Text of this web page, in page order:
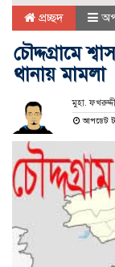
প্রচ্ছদ
চৌদ্দগ্রামে
থানায় মামলা
মুহা.
আপডেট